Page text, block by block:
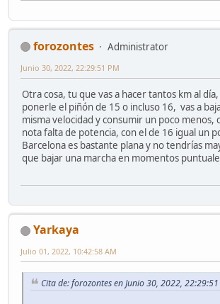
forozontes
Administrator
Junio 30, 2022, 22:29:51 PM
Otra cosa, tu que vas a hacer tantos km al
ponerle el piñón de 15 o incluso 16, vas a
misma velocidad y consumir un poco menos,
nota falta de potencia, con el de 16 igual un
Barcelona es bastante plana y no tendrías
que bajar una marcha en momentos
Yarkaya
Julio 01, 2022, 10:42:58 AM
Cita de: forozontes en Junio 30, 2022, 22:29:51